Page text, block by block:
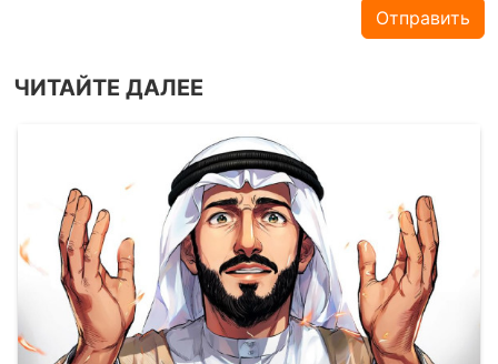
Отправить
ЧИТАЙТЕ ДАЛЕЕ